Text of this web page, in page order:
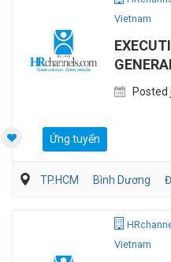
Vietnam
Posted
Ứng tuyển
TP.HCM Bình Dương
Vietnam